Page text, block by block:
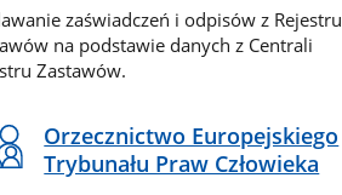
zaświadczeń i odpisów z Rejestru
na podstawie danych z Centrali
Zastawów.
Orzecznictwo Europejskiego
Trybunału Praw Człowieka